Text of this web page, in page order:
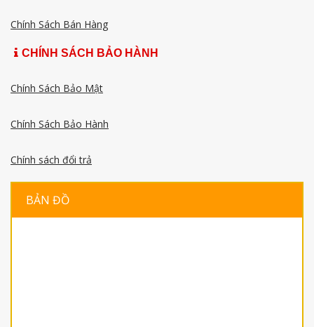
Chính Sách Bán Hàng
CHÍNH SÁCH BẢO HÀNH
Chính Sách Bảo Mật
Chính Sách Bảo Hành
Chính sách đổi trả
BẢN ĐỒ